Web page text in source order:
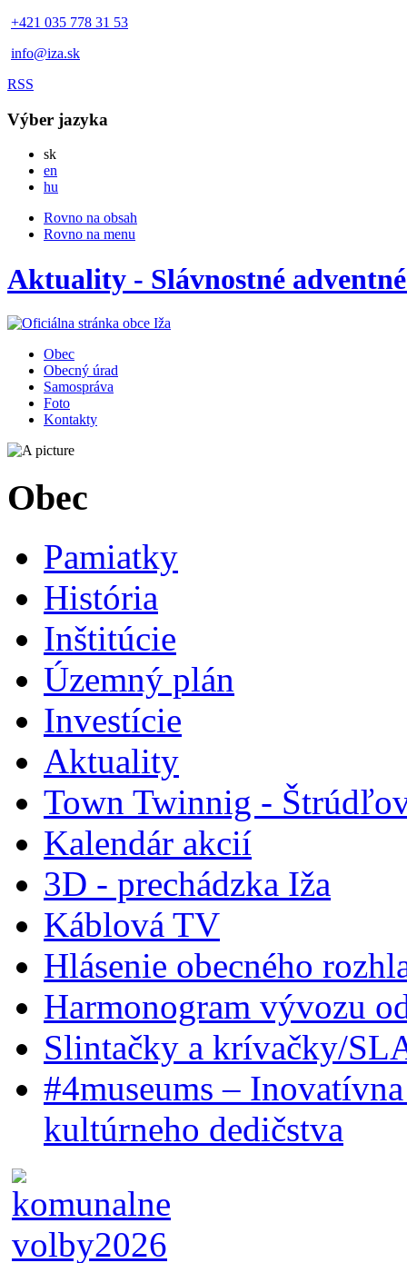
+421 035 778 31 53
info@iza.sk
RSS
Výber jazyka
skSlovensky
en
hu
Rovno na obsah
Rovno na menu
Aktuality - Slávnostné
Obec
Obecný úrad
Samospráva
Foto
Kontakty
Obec
Pamiatky
História
Inštitúcie
Územný plán
Investície
Aktuality
Town Twinnig -
Kalendár akcií
3D - prechádzka Iža
Káblová TV
Hlásenie obecného
Harmonogram vývozu
Slintačky a krívačky/
#4museums –
kultúrneho dedičstva